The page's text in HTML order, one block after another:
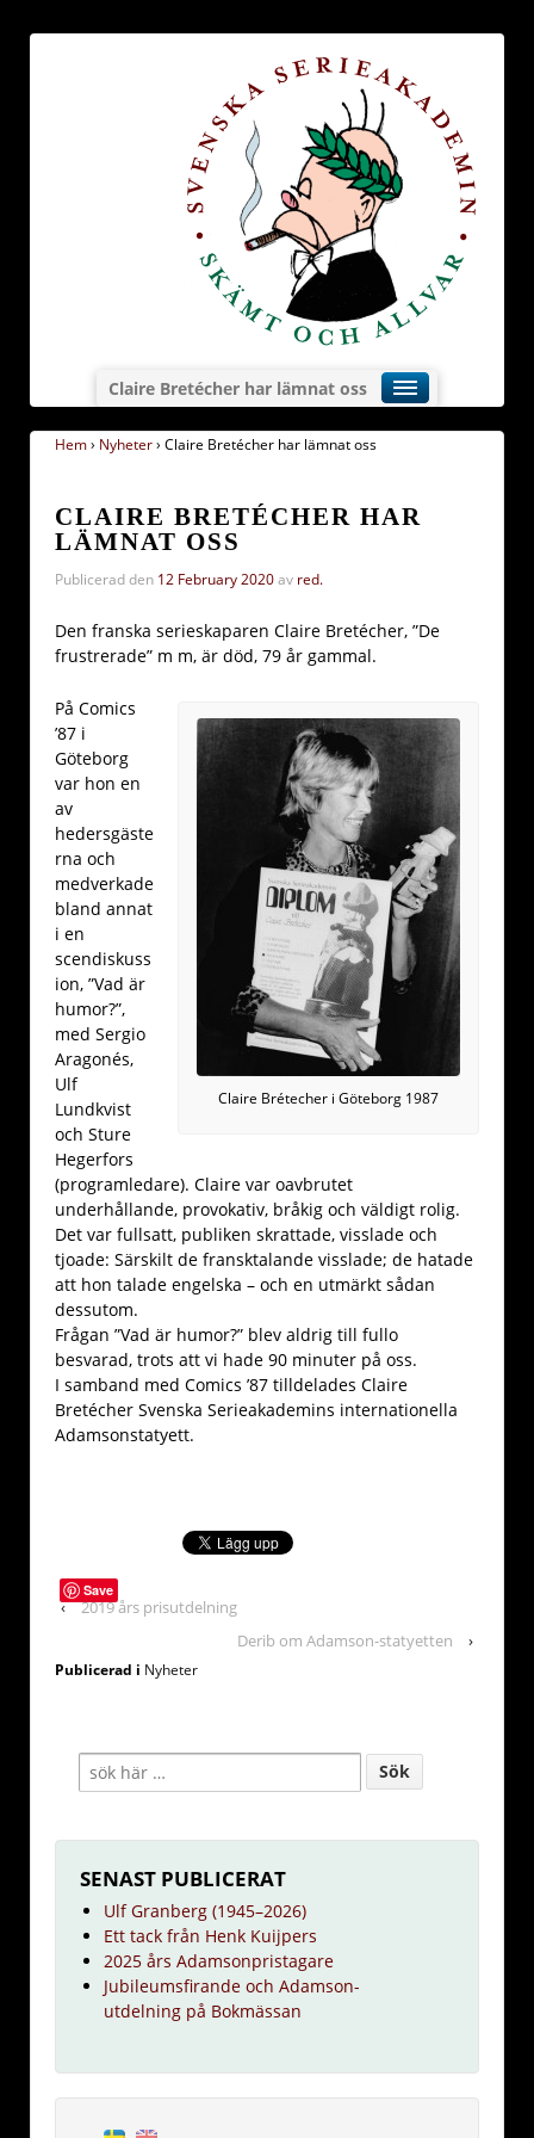
Claire Bretécher har lämnat oss
Hem› Nyheter› Claire Bretécher har lämnat oss
CLAIRE BRETÉCHER HAR
LÄMNAT OSS
Publicerad den 12 February 2020av red.
Den franska serieskaparen Claire Bretécher, ”De
frustrerade” m m, är död, 79 år gammal.
Claire Brétecher i Göteborg 1987
På Comics
’87 i
Göteborg
var hon en
av
hedersgäste
rna och
medverkade
bland annat
i en
scendiskuss
ion, ”Vad är
humor?”,
med Sergio
Aragonés,
Ulf
Lundkvist
och Sture
Hegerfors
(programledare). Claire var oavbrutet
underhållande, provokativ, bråkig och väldigt rolig.
Det var fullsatt, publiken skrattade, visslade och
tjoade: Särskilt de fransktalande visslade; de hatade
att hon talade engelska – och en utmärkt sådan
dessutom.
Frågan ”Vad är humor?” blev aldrig till fullo
besvarad, trots att vi hade 90 minuter på oss.
I samband med Comics ’87 tilldelades Claire
Bretécher Svenska Serieakademins internationella
Adamsonstatyett.
Save
‹ 2019 års prisutdelning
Derib om Adamson-statyetten
›
Publicerad i Nyheter
SENAST PUBLICERAT
Ulf Granberg (1945–2026)
Ett tack från Henk Kuijpers
2025 års Adamsonpristagare
Jubileumsfirande och Adamson-
utdelning på Bokmässan